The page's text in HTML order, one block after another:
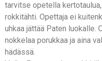
tarvitse opetella
rokkitähti. Opettaja ei
uhkaa jättää Paten luokalle.
nokkelaa porukkaa ja aina
hädässä.